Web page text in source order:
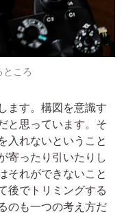
ころ
ます。構図を意識す
と思っています。そ
入れないということ
寄ったり引いたりし
それができないこと
後でトリミングする
のも一つの考え方だ